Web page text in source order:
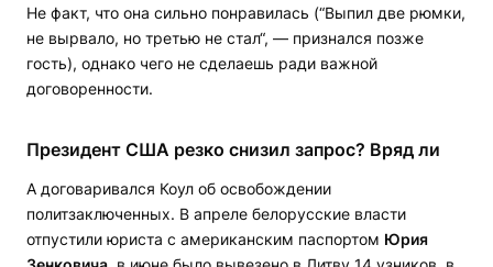
Не факт, что она сильно понравилась (“Выпил две рюмки,
не вырвало, но третью не стал“, — признался позже
гость), однако чего не сделаешь ради важной
договоренности.
Президент США резко снизил запрос? Вряд ли
А договаривался Коул об освобождении
политзаключенных. В апреле белорусские власти
отпустили юриста с американским паспортом Юрия